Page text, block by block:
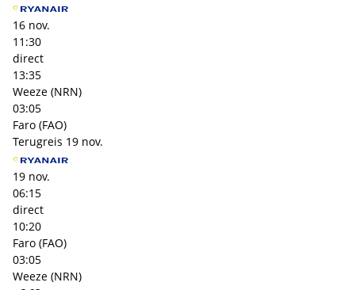
16 nov.
11:30
direct
13:35
Weeze (NRN)
03:05
Faro (FAO)
Terugreis 19 nov.
19 nov.
06:15
direct
10:20
Faro (FAO)
03:05
Weeze (NRN)